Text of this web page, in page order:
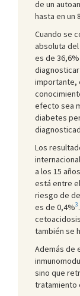
de un
hasta en un
Cuando se
absoluta
es de
importante,
efecto sea
diabetes
Los
a los 15
está entre
riesgo de
es de 0,4%3
también se
Además de
sino que
tratamiento